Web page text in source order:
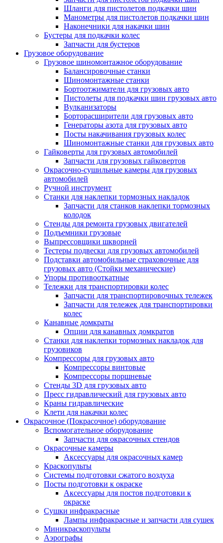
Шланги для пистолетов подкачки шин
Манометры для пистолетов подкачки шин
Наконечники для накачки шин
Бустеры для подкачки колес
Запчасти для бустеров
Грузовое оборудование
Грузовое шиномонтажное оборудование
Балансировочные станки
Шиномонтажные станки
Бортоотжиматели для грузовых авто
Пистолеты для подкачки шин грузовых авто
Вулканизаторы
Борторасширители для грузовых авто
Генераторы азота для грузовых авто
Посты накачивания грузовых колес
Шиномонтажные станки для грузовых авто
Гайковерты для грузовых автомобилей
Запчасти для грузовых гайковертов
Окрасочно-сушильные камеры для грузовых
автомобилей
Ручной инструмент
Станки для наклепки тормозных накладок
Запчасти для станков наклепки тормозных
колодок
Стенды для ремонта грузовых двигателей
Подъемники грузовые
Выпрессовщики шкворней
Тестеры подвески для грузовых автомобилей
Подставки автомобильные страховочные для
грузовых авто (Стойки механические)
Упоры противооткатные
Тележки для транспортировки колес
Запчасти для транспортировочных тележек
Запчасти для тележек для транспортировки
колес
Канавные домкраты
Опции для канавных домкратов
Станки для наклепки тормозных накладок для
грузовиков
Компрессоры для грузовых авто
Компрессоры винтовые
Компрессоры поршневые
Стенды 3D для грузовых авто
Пресс гидравлический для грузовых авто
Краны гидравлические
Клети для накачки колес
Окрасочное (Покрасочное) оборудование
Вспомогательное оборудование
Запчасти для окрасочных стендов
Окрасочные камеры
Аксессуары для окрасочных камер
Краскопульты
Системы подготовки сжатого воздуха
Посты подготовки к окраске
Аксессуары для постов подготовки к
окраске
Сушки инфракрасные
Лампы инфракрасные и запчасти для сушек
Миникраскопульты
Аэрографы